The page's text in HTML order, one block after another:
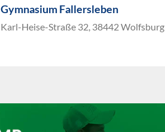
Gymnasium Fallersleben
Karl-Heise-Straße 32, 38442 Wolfsburg